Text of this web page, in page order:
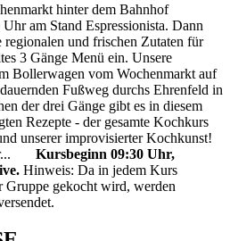
hinter dem Bahnhof
am Stand Espressionista. Dann
regionalen und frischen Zutaten für
3 Gänge Menü ein. Unsere
Bollerwagen vom Wochenmarkt auf
Fußweg durchs Ehrenfeld in
der drei Gänge gibt es in diesem
Rezepte - der gesamte Kochkurs
unserer improvisierter Kochkunst!
Kursbeginn 09:30 Uhr,
Hinweis: Da in jedem Kurs
gekocht wird, werden